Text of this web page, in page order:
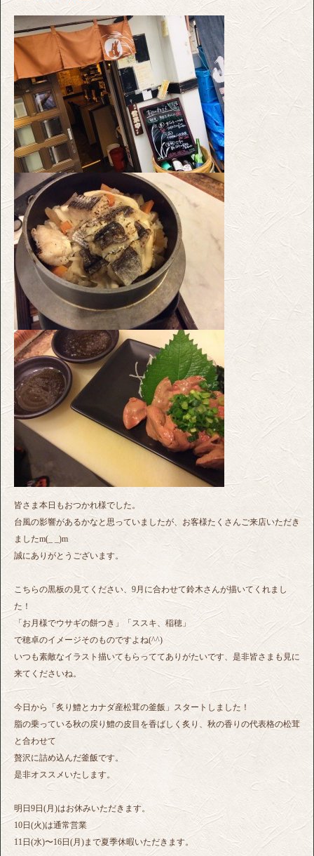
皆さま本日もおつかれ様でした。
台風の影響があるかなと思っていましたが、お客様たくさんご来店いただき
ましたm(_ _)m
誠にありがとうございます。
こちらの黒板の見てください、9月に合わせて鈴木さんが描いてくれまし
た！
「お月様でウサギの餅つき」「ススキ、稲穂」
で穂卓のイメージそのものですよね(^^)
いつも素敵なイラスト描いてもらっててありがたいです、是非皆さまも見に
来てくださいね。
今日から「炙り鱧とカナダ産松茸の釜飯」スタートしました！
脂の乗っている秋の戻り鱧の皮目を香ばしく炙り、秋の香りの代表格の松茸
と合わせて
贅沢に詰め込んだ釜飯です。
是非オススメいたします。
明日9日(月)はお休みいただきます。
10日(火)は通常営業
11日(水)〜16日(月)まで夏季休暇いただきます。